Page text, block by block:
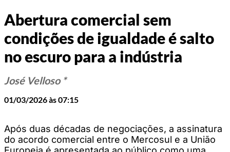
Abertura comercial sem
condições de igualdade é salto
no escuro para a indústria
José Velloso *
01/03/2026 às 07:15
Após duas décadas de negociações, a assinatura
do acordo comercial entre o Mercosul e a União